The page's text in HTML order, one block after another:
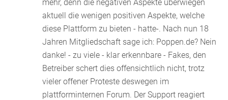
mehr, denn die negativen Aspekte überwiegen
aktuell die wenigen positiven Aspekte, welche
diese Plattform zu bieten - hatte-. Nach nun 18
Jahren Mitgliedschaft sage ich: Poppen.de? Nein
danke! - zu viele - klar erkennbare - Fakes, den
Betreiber schert dies offensichtlich nicht, trotz
vieler offener Proteste deswegen im
plattforminternen Forum. Der Support reagiert